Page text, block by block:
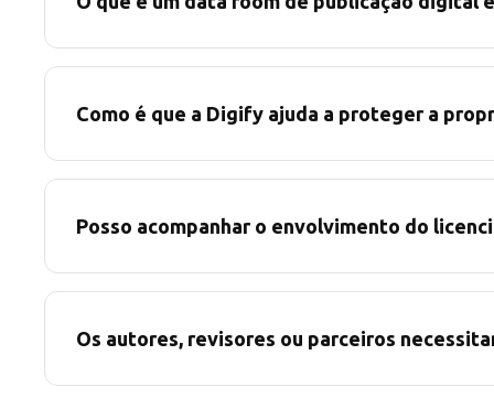
Como é que a Digify ajuda a proteger a
Posso acompanhar o envolvimento do
Os autores, revisores ou parceiros